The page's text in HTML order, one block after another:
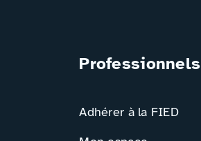
Professionnels
Adhérer à la FIED